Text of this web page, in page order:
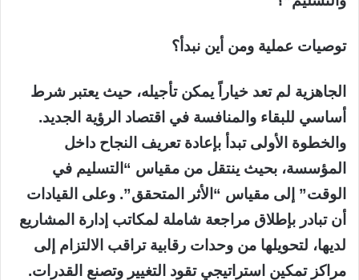
توصيات عملية ومن أين نبدأ؟
الجاهزية لم تعد خياراً يمكن تأجيله، حيث يعتبر شرط
أساسي للبقاء والمنافسة في اقتصاد الرؤية الجديد.
والخطوة الأولى تبدأ بإعادة تعريف النجاح داخل
المؤسسة، بحيث ينتقل من مقياس “التسليم في
الوقت” إلى مقياس “الأثر المتحقق”. وعلى القيادات
أن تبادر بإطلاق مراجعة شاملة لمكاتب إدارة المشاريع
لديها، لتحويلها من وحدات رقابية تراقب الالتزام إلى
مراكز تمكين استراتيجي تقود التغيير وتصنع القدرات.